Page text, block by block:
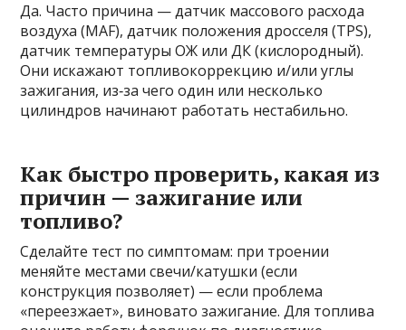
Да. Часто причина — датчик массового расхода
воздуха (MAF), датчик положения дросселя (TPS),
датчик температуры ОЖ или ДК (кислородный).
Они искажают топливокоррекцию и/или углы
зажигания, из‑за чего один или несколько
цилиндров начинают работать нестабильно.
Как быстро проверить, какая из
причин — зажигание или
топливо?
Сделайте тест по симптомам: при троении
меняйте местами свечи/катушки (если
конструкция позволяет) — если проблема
«переезжает», виновато зажигание. Для топлива